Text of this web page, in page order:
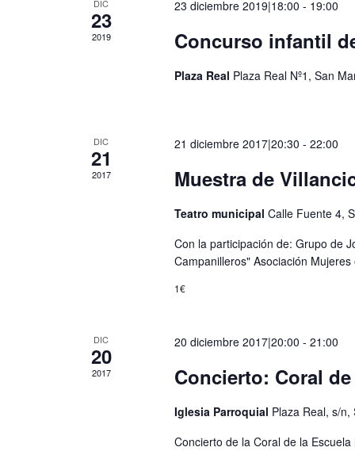
DIC
23
2019
23 diciembre 2019|18:00 - 19:00
Concurso infantil
Plaza Real Plaza Real Nº1, San
DIC
21
2017
21 diciembre 2017|20:30 - 22:00
Muestra de
Teatro municipal Calle Fuente 4,
Con la participación de: Grupo de
Campanilleros" Asociación
1€
DIC
20
2017
20 diciembre 2017|20:00 - 21:00
Concierto: Coral de
Iglesia Parroquial Plaza Real, s/
Concierto de la Coral de la